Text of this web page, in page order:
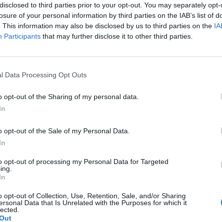
to third parties prior to your opt-out. You may separately
of your personal information by third parties on the IAB’s list of
This information may also be disclosed by us to third parties on the
Participants that may further disclose it to other third parties.
Data Processing Opt Outs
opt-out of the Sharing of my personal data.
opt-out of the Sale of my Personal Data.
opt-out of processing my Personal Data for Targeted
opt-out of Collection, Use, Retention, Sale, and/or Sharing
Data that Is Unrelated with the Purposes for which it
ricorre il centenario della nascita, mentre
Raitre sarà protagonista di una puntata
«Sfide» a lui dedicata.
Rudy Giuliani a Come States?
americana